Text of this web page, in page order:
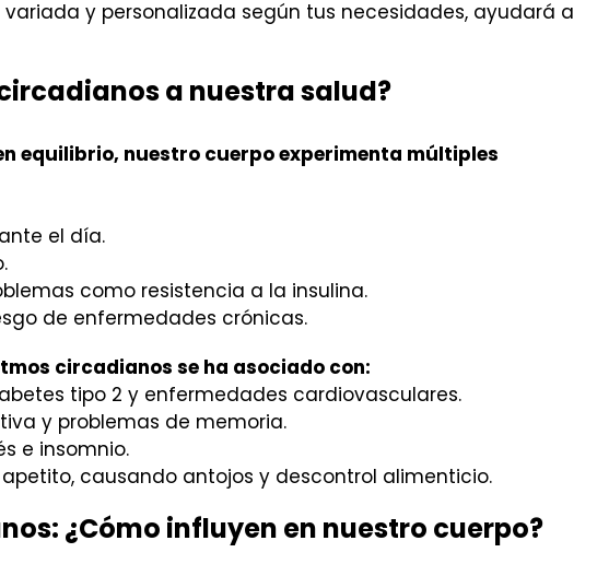
y personalizada según tus necesidades, ayudará a
a nuestra salud?
equilibrio, nuestro cuerpo experimenta múltiples
el día.
como resistencia a la insulina.
de enfermedades crónicas.
circadianos se ha asociado con:
tipo 2 y enfermedades cardiovasculares.
y problemas de memoria.
e insomnio.
causando antojos y descontrol alimenticio.
¿Cómo influyen en nuestro cuerpo?